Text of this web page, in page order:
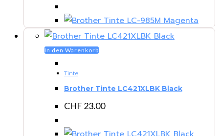
In den Warenkorb
Tinte
Brother Tinte LC421XLBK Black
CHF 23.00